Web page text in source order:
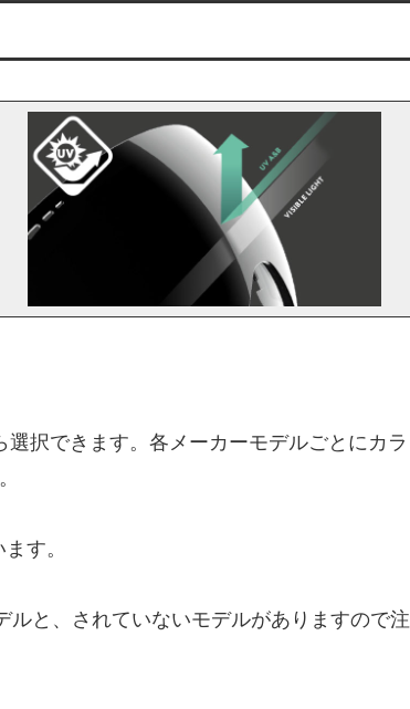
択できます。各メーカーモデルごとにカラ
す。
ルと、されていないモデルがありますので注